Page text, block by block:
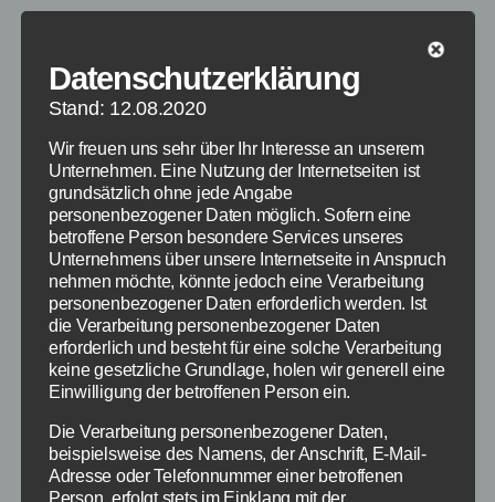
Datenschutzerklärung
Stand: 12.08.2020
Wir freuen uns sehr über Ihr Interesse an unserem
Unternehmen. Eine Nutzung der Internetseiten ist
grundsätzlich ohne jede Angabe
personenbezogener Daten möglich. Sofern eine
betroffene Person besondere Services unseres
Unternehmens über unsere Internetseite in Anspruch
nehmen möchte, könnte jedoch eine Verarbeitung
personenbezogener Daten erforderlich werden. Ist
die Verarbeitung personenbezogener Daten
erforderlich und besteht für eine solche Verarbeitung
keine gesetzliche Grundlage, holen wir generell eine
Einwilligung der betroffenen Person ein.
Die Verarbeitung personenbezogener Daten,
beispielsweise des Namens, der Anschrift, E-Mail-
Adresse oder Telefonnummer einer betroffenen
Person, erfolgt stets im Einklang mit der